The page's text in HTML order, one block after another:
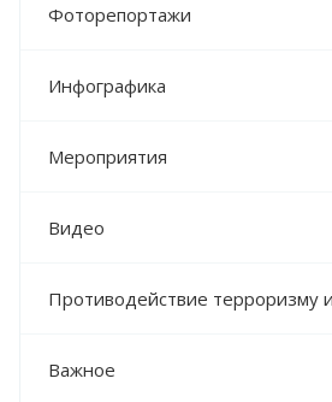
Фоторепортажи
Инфографика
Мероприятия
Видео
Противодействие терроризму
Важное